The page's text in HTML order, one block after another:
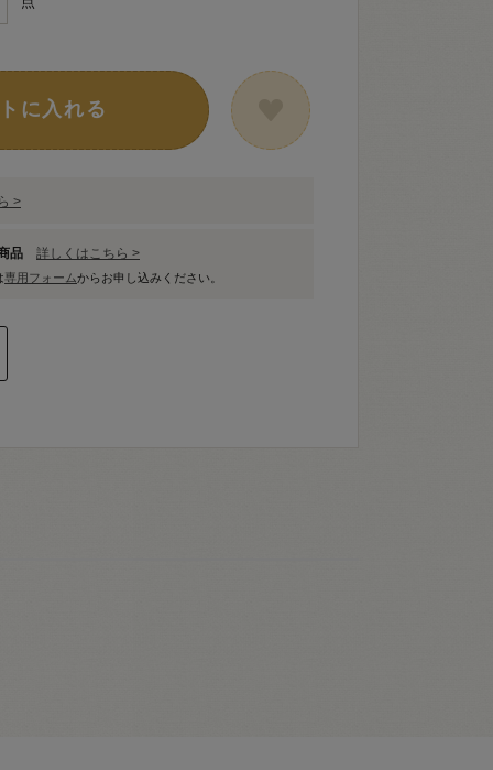
に入れる
>
品 詳しくはこちら >
専用フォームからお申し込みください。